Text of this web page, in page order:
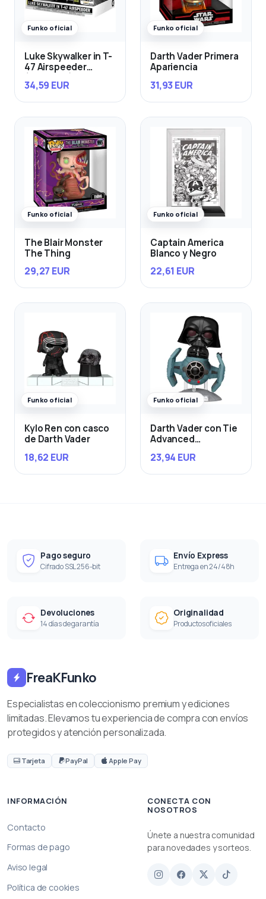
Funko oficial
Luke Skywalker in T-
47 Airspeeder
34,59 EUR
Funko oficial
Darth Vader Primera
Apariencia
31,93 EUR
Funko oficial
The Blair Monster
The Thing
29,27 EUR
Funko oficial
Captain America
Blanco y Negro
22,61 EUR
Funko oficial
Kylo Ren con casco
de Darth Vader
18,62 EUR
Funko oficial
Darth Vader con Tie
Advanced
23,94 EUR
Pago seguro
Cifrado SSL 256-bit
Envío Express
Entrega en 24/48h
Devoluciones
14 días de garantía
Originalidad
Productos oficiales
FreaKFunko
Especialistas en coleccionismo premium y ediciones
limitadas. Elevamos tu experiencia de compra con envíos
protegidos y atención personalizada.
Tarjeta PayPal Apple Pay
INFORMACIÓN
Contacto
Formas de pago
Aviso legal
Política de cookies
CONECTA CON
NOSOTROS
Únete a nuestra comunidad
para novedades y sorteos.